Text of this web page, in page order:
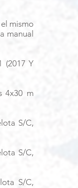
mismo
manual
(2017 Y
4x30 m
S/C,
S/C,
S/C,